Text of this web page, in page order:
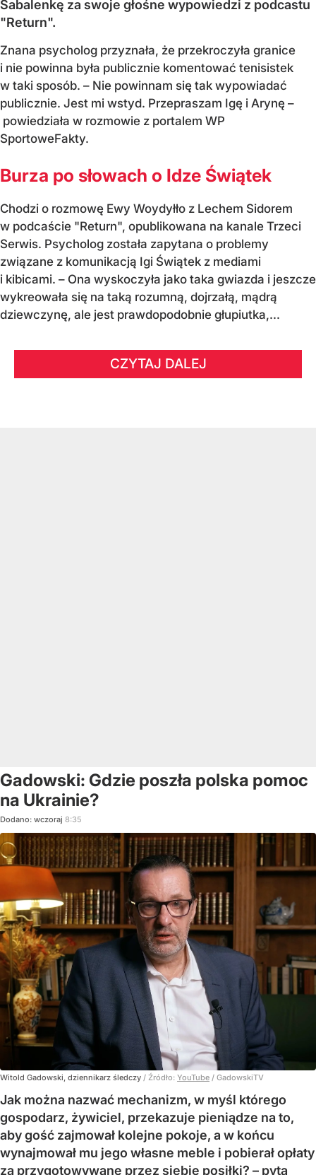
Sabalenkę za swoje głośne wypowiedzi z podcastu
"Return".
Znana psycholog przyznała, że przekroczyła granice
i nie powinna była publicznie komentować tenisistek
w taki sposób. – Nie powinnam się tak wypowiadać
publicznie. Jest mi wstyd. Przepraszam Igę i Arynę –
powiedziała w rozmowie z portalem WP
SportoweFakty.
Burza po słowach o Idze Świątek
Chodzi o rozmowę Ewy Woydyłło z Lechem Sidorem
w podcaście "Return", opublikowana na kanale Trzeci
Serwis. Psycholog została zapytana o problemy
związane z komunikacją Igi Świątek z mediami
i kibicami. – Ona wyskoczyła jako taka gwiazda i jeszcze
wykreowała się na taką rozumną, dojrzałą, mądrą
dziewczynę, ale jest prawdopodobnie głupiutka,...
CZYTAJ DALEJ
Gadowski: Gdzie poszła polska pomoc
na Ukrainie?
Dodano: wczoraj 8:35
Witold Gadowski, dziennikarz śledczy / Źródło: YouTube / GadowskiTV
Jak można nazwać mechanizm, w myśl którego
gospodarz, żywiciel, przekazuje pieniądze na to,
aby gość zajmował kolejne pokoje, a w końcu
wynajmował mu jego własne meble i pobierał opłaty
za przygotowywane przez siebie posiłki? – pyta